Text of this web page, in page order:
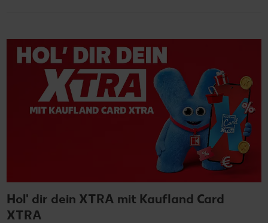
Hol' dir dein XTRA mit Kaufland Card
XTRA